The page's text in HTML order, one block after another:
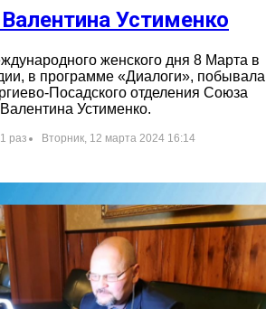
Устименко
женского дня 8 Марта в
в программе «Диалоги», побывала
Посадского отделения Союза
Устименко.
раз Вторник, 12 марта 2024 16:14